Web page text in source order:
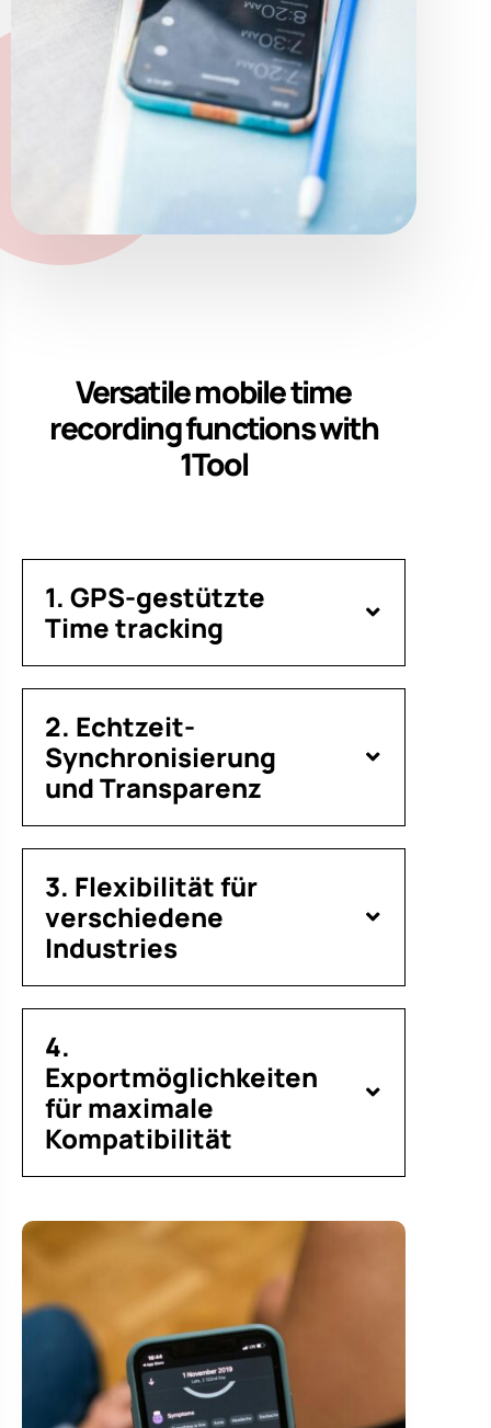
Versatile mobile time
recording functions with
1Tool
1. GPS-gestützte
Time tracking
2. Echtzeit-
Synchronisierung
und Transparenz
3. Flexibilität für
verschiedene
Industries
4.
Exportmöglichkeiten
für maximale
Kompatibilität